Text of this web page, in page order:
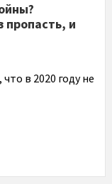
и
в 2020 году не